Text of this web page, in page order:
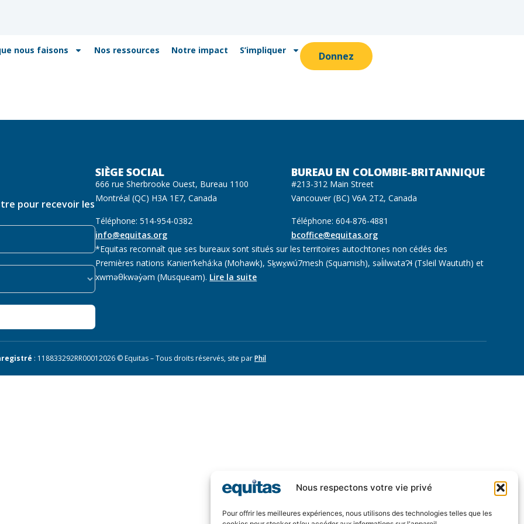
Nous respectons votre vie privé
Pour offrir les meilleures expériences, nous utilisons des technologies telles que les
nous faisons Nos ressources Notre impact S’impliquer Donnez
pour recevoir les
SIÈGE SOCIAL
666 rue Sherbrooke Ouest, Bureau 1100
Montréal (QC) H3A 1E7, Canada
Téléphone: 514-954-0382
info@equitas.org
BUREAU EN COLOMBIE-BRITANNIQUE
#213-312 Main Street
Vancouver (BC) V6A 2T2, Canada
Téléphone: 604-876-4881
bcoffice@equitas.org
*Equitas reconnaît que ses bureaux sont situés sur les territoires autochtones non cédés des
Premières nations Kanien’kehá:ka (Mohawk), Sḵwx̱wú7mesh (Squamish), səl̓ilwətaɁɬ (Tsleil Waututh) et
xwməθkwəy̓əm (Musqueam). Lire la suite
: 118833292RR00012026 © Equitas – Tous droits réservés, site parPhil